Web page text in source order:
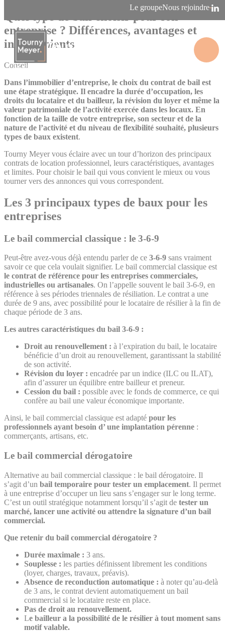
Le groupeNous rejoindre
La connaissance des territoires
entreprise ? Différences, avantages et
inconvénients
Conseil
Dans l’immobilier d’entreprise, le choix du contrat de bail est
une étape stratégique. Il encadre la durée d’occupation, les
droits du locataire et du bailleur, la révision du loyer et même la
valeur patrimoniale de l’activité exercée dans les locaux. En
fonction de la taille de votre entreprise, son secteur et de la
nature de l’activité et du niveau de flexibilité souhaité, plusieurs
types de baux existent.
Tourny Meyer vous éclaire avec un tour d’horizon des principaux
contrats de location professionnel, leurs caractéristiques, avantages
et limites. Pour choisir le bail qui vous convient le mieux ou vous
tourner vers des annonces qui vous correspondent.
Les 3 principaux types de baux pour les
entreprises
Le bail commercial classique : le 3-6-9
Peut-être avez-vous déjà entendu parler de ce 3-6-9 sans vraiment
savoir ce que cela voulait signifier. Le bail commercial classique est
le contrat de référence pour les entreprises commerciales,
industrielles ou artisanales. On l’appelle souvent le bail 3-6-9, en
référence à ses périodes triennales de résiliation. Le contrat a une
durée de 9 ans, avec possibilité pour le locataire de résilier à la fin de
chaque période de 3 ans.
Les autres caractéristiques du bail 3-6-9 :
Droit au renouvellement : à l’expiration du bail, le locataire
bénéficie d’un droit au renouvellement, garantissant la stabilité
de son activité.
Révision du loyer : encadrée par un indice (ILC ou ILAT),
afin d’assurer un équilibre entre bailleur et preneur.
Cession du bail : possible avec le fonds de commerce, ce qui
confère au bail une valeur économique importante.
Ainsi, le bail commercial classique est adapté pour les
professionnels ayant besoin d’ une implantation pérenne :
commerçants, artisans, etc.
Le bail commercial dérogatoire
Alternative au bail commercial classique : le bail dérogatoire. Il
s’agit d’un bail temporaire pour tester un emplacement. Il permet
à une entreprise d’occuper un lieu sans s’engager sur le long terme.
C’est un outil stratégique notamment lorsqu’il s’agit de tester un
marché, lancer une activité ou attendre la signature d’un bail
commercial.
Que retenir du bail commercial dérogatoire ?
Durée maximale : 3 ans.
Souplesse : les parties définissent librement les conditions
(loyer, charges, travaux, préavis).
Absence de reconduction automatique : à noter qu’au-delà
de 3 ans, le contrat devient automatiquement un bail
commercial si le locataire reste en place.
Pas de droit au renouvellement.
Le bailleur a la possibilité de le résilier à tout moment sans
motif valable.